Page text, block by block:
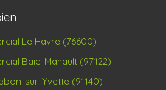
Le Havre (76600)
Baie-Mahault (97122)
sur-Yvette (91140)